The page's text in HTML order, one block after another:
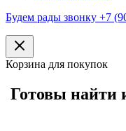
Будем рады звонку +7
Корзина для покупок
Готовы найти